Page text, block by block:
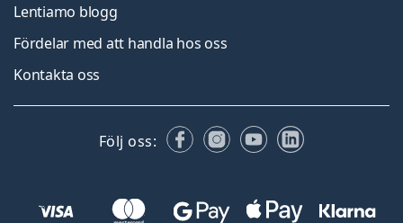
Lentiamo blogg
Fördelar med att handla hos oss
Kontakta oss
Följ oss: FacebookInstagram
YouTubeLinkedIn